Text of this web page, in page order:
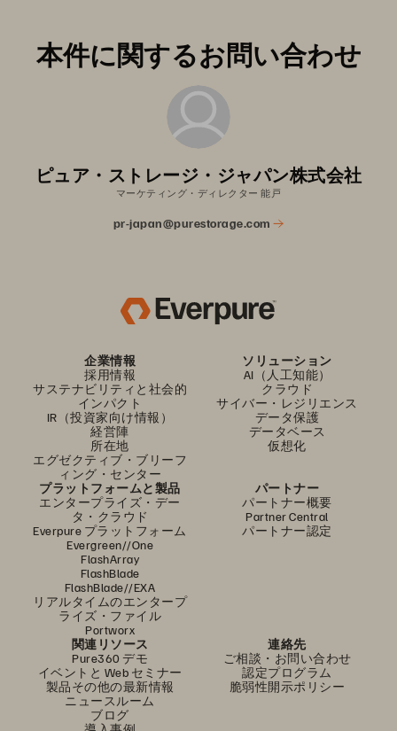
本件に関するお問い合わせ
ピュア・ストレージ・ジャパン株式会社
マーケティング・ディレクター 能戸
pr-japan@purestorage.com
企業情報
採用情報
サステナビリティと社会的
インパクト
IR（投資家向け情報）
経営陣
所在地
エグゼクティブ・ブリーフ
ィング・センター
ソリューション
AI（人工知能）
クラウド
サイバー・レジリエンス
データ保護
データベース
仮想化
プラットフォームと製品
エンタープライズ・デー
タ・クラウド
Everpure プラットフォーム
Evergreen//One
FlashArray
FlashBlade
FlashBlade//EXA
リアルタイムのエンタープ
ライズ・ファイル
Portworx
パートナー
パートナー概要
Partner Central
パートナー認定
関連リソース
Pure360 デモ
イベントと Web セミナー
製品その他の最新情報
ニュースルーム
ブログ
連絡先
ご相談・お問い合わせ
認定プログラム
脆弱性開示ポリシー